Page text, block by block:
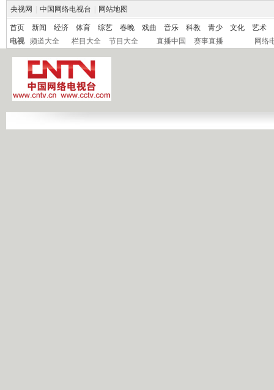
央视网 中国网络电视台 网站地图
首页 新闻 经济 体育 综艺 春晚 戏曲 音乐 科教 青少 文化
艺术
电视
频道大全 栏目大全 节目大全 直播中国 赛事直播 网络